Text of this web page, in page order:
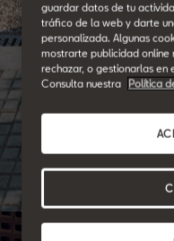
Cubrimos las
guardar datos de tu
tráfico de la web y darte
personalizada. Algunas
mostrarte publicidad online
rechazar, o gestionarlas en
Consulta nuestra
Política